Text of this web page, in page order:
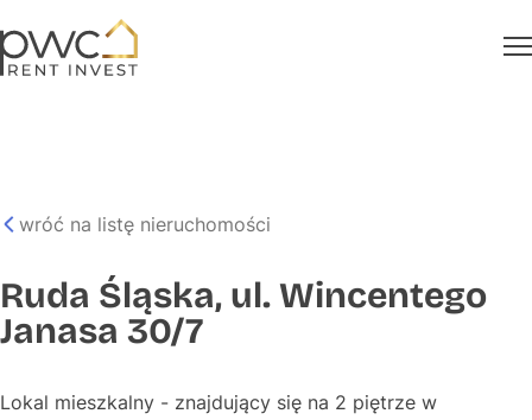
wróć na listę nieruchomości
Ruda Śląska, ul. Wincentego
Janasa 30/7
Lokal mieszkalny - znajdujący się na 2 piętrze w